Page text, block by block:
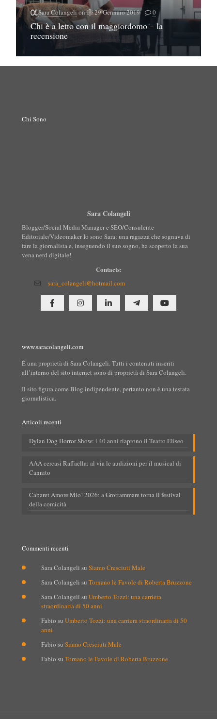
Sara Colangelion 29 Gennaio 2019 0
Chi è a letto con il maggiordomo – la
recensione
Chi Sono
Sara Colangeli
Blogger/Social Media Manager e SEO/Consulente
Editoriale/Videomaker Io sono Sara: una ragazza che sognava di
fare la giornalista e, inseguendo il suo sogno, ha scoperto la sua
vena nerd digitale!
Contacts:
sara_colangeli@hotmail.com
www.saracolangeli.com
È una proprietà di Sara Colangeli. Tutti i contenuti inseriti
all’interno del sito internet sono di proprietà di Sara Colangeli.
Il sito figura come Blog indipendente, pertanto non è una testata
giornalistica.
Articoli recenti
Dylan Dog Horror Show: i 40 anni riaprono il Teatro Eliseo
AAA cercasi Raffaella: al via le audizioni per il musical di
Cannito
Cabaret Amore Mio! 2026: a Grottammare torna il festival
della comicità
Commenti recenti
Sara Colangeli su Siamo Cresciuti Male
Sara Colangeli su Tornano le Favole di Roberta Bruzzone
Sara Colangeli su Umberto Tozzi: una carriera
straordinaria di 50 anni
Fabio su Umberto Tozzi: una carriera straordinaria di 50
anni
Fabio su Siamo Cresciuti Male
Fabio su Tornano le Favole di Roberta Bruzzone